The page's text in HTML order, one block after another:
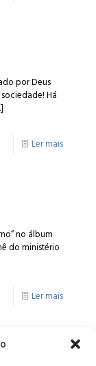
por Deus
Há
Ler mais
no álbum
do ministério
Ler mais